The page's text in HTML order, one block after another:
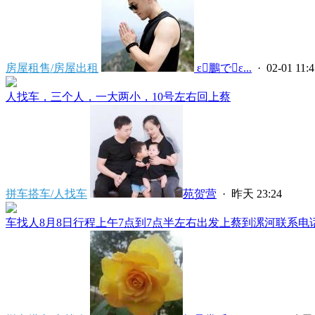
房屋租售/房屋出租  ε鵬でε... · 02-01
人找车，三个人，一大两小，10号左右回上蔡
拼车搭车/人找车 苑贺营 · 昨天 23:24
车找人8月8日行程上午7点到7点半左右出发上蔡到漯河联系电